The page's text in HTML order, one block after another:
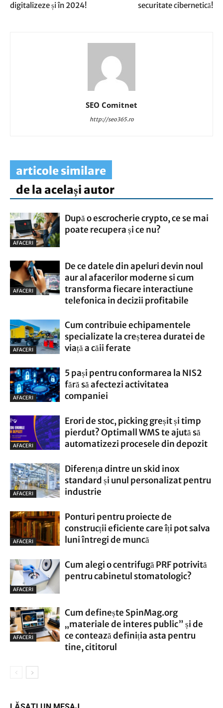
digitalizeze și în 2024!
securitate cibernetică!
SEO Comitnet
http://seo365.ro
articole similare
de la același autor
AFACERI
După o escrocherie crypto, ce se mai
poate recupera și ce nu?
AFACERI
De ce datele din apeluri devin noul
aur al afacerilor moderne si cum
transforma fiecare interactiune
telefonica in decizii profitabile
AFACERI
Cum contribuie echipamentele
specializate la creșterea duratei de
viață a căii ferate
AFACERI
5 pași pentru conformarea la NIS2
fără să afectezi activitatea
companiei
AFACERI
Erori de stoc, picking greșit și timp
pierdut? Optimall WMS te ajută să
automatizezi procesele din depozit
AFACERI
Diferența dintre un skid inox
standard și unul personalizat pentru
industrie
AFACERI
Ponturi pentru proiecte de
construcții eficiente care îți pot salva
luni întregi de muncă
AFACERI
Cum alegi o centrifugă PRF potrivită
pentru cabinetul stomatologic?
AFACERI
Cum definește SpinMag.org
„materiale de interes public” și de
ce contează definiția asta pentru
tine, cititorul